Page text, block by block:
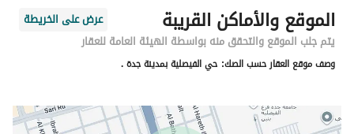
رقم المبنى
8419
الرقم الاضافي
2160
خط العرض
21.577666639079297
الموقع والأماكن القريبة
عرض على الخريطة
يتم جلب الموقع والتحقق منه بواسطة الهيئة العامة للعقار
وصف موقع العقار حسب الصك: حي الفيصلية بمدينة جدة .